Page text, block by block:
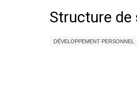
Structure
DÉVELOPPEMENT PERSONNEL